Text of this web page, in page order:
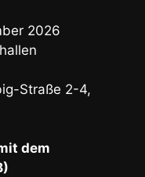
2026
Straße 2-4,
dem